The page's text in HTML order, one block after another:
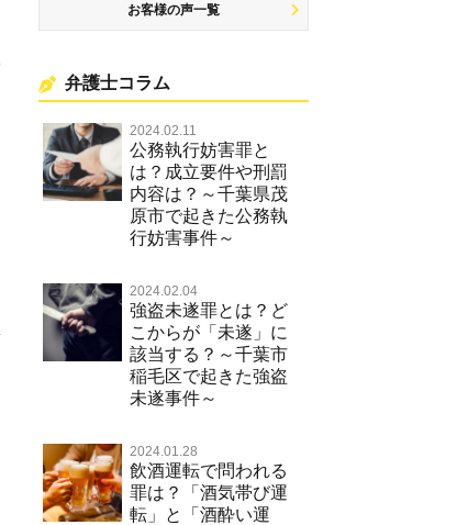
お客様の声一覧
弁護士コラム
2024.02.11
公務執行妨害罪と
は？成立要件や刑罰
内容は？～千葉県茂
原市で起きた公務執
行妨害事件～
2024.02.04
強盗未遂罪とは？ど
こからが「未遂」に
該当する？～千葉市
稲毛区で起きた強盗
未遂事件～
2024.01.28
飲酒運転で問われる
罪は？「酒気帯び運
転」と「酒酔い運